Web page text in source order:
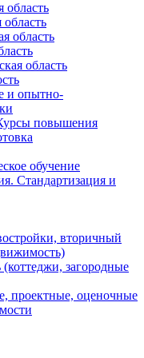
область
область
область
и опытно-
повышения
обучение
Стандартизация и
вторичный
загородные
проектные, оценочные